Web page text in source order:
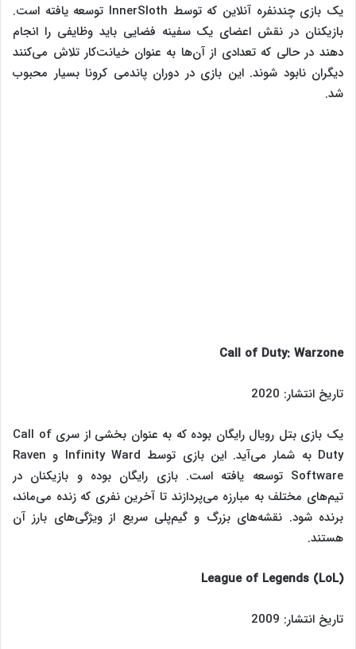
یک بازی چندنفره آنلاین که توسط InnerSloth توسعه یافته است.
بازیکنان در نقش اعضای یک سفینه فضایی باید وظایفی را انجام
دهند در حالی که تعدادی از آن‌ها به عنوان خیانت‌کار تلاش می‌کنند
دیگران نابود شوند. این بازی در دوران پاندمی کرونا بسیار محبوب
شد.
Call of Duty: Warzone
تاریخ انتشار: 2020
یک بازی بتل رویال رایگان بوده که به عنوان بخشی از سری Call of
Duty به شمار می‌آید. این بازی توسط Infinity Ward و Raven
Software توسعه یافته است. بازی رایگان بوده و بازیکنان در
تیم‌های مختلف به مبارزه می‌پردازند تا آخرین نفری که زنده می‌ماند،
برنده شود. نقشه‌های بزرگ و گیم‌پلی سریع از ویژگی‌های بارز آن
هستند.
League of Legends (LoL)
تاریخ انتشار: 2009